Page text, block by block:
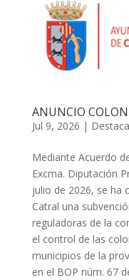
ANUNCIO
Jul 9, 2026 |
Mediante Acuerdo
Excma. Diputación
julio de 2026, se ha
Catral una
reguladoras de la
el control de las
municipios de la
en el BOP núm. 67